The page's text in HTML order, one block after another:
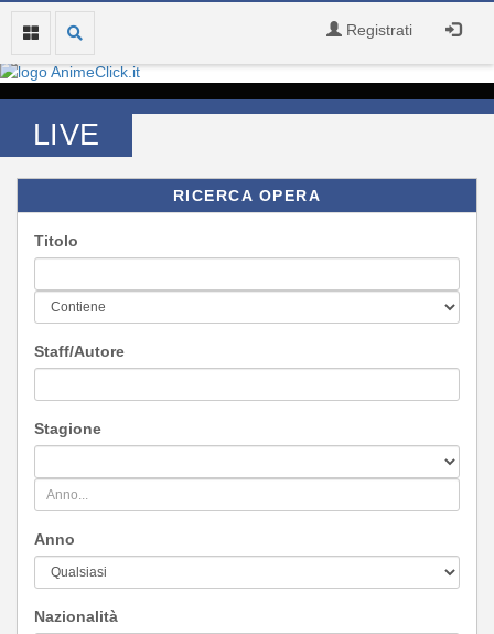
Registrati
LIVE
RICERCA OPERA
Titolo
Staff/Autore
Stagione
Anno
Nazionalità